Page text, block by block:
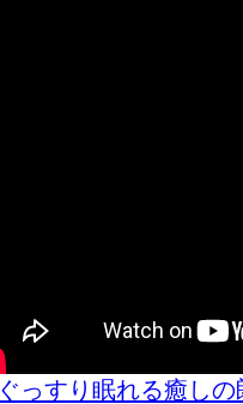
ぐっすり眠れる癒し